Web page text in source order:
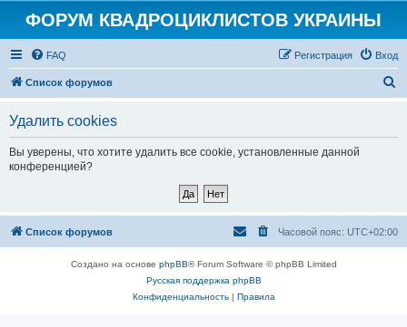
ФОРУМ КВАДРОЦИКЛИСТОВ УКРАИНЫ
FAQ Вход
Регистрация
Список форумов
Удалить cookies
Вы уверены, что хотите удалить все cookie, установленные данной
конференцией?
Список форумов Часовой пояс: UTC+02:00
Создано на основе phpBB® Forum Software © phpBB Limited
Русская поддержка phpBB
Конфиденциальность| Правила